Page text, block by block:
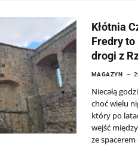
Kłótnia
Fredry
drogi z
MAGAZYN
Niecałą
choć wielu
który po
wejść
ze